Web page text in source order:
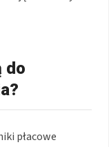
do
płacowe